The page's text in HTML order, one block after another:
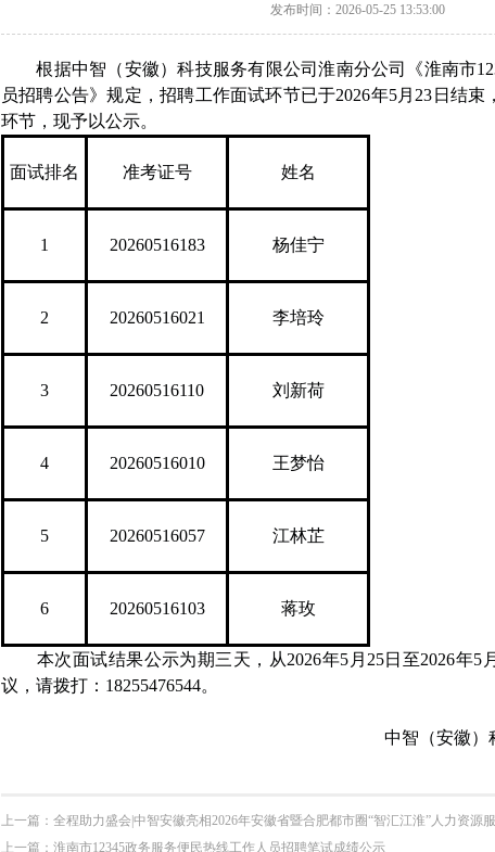
发布时间：2026-05-25 13:53:00
根据中智（安徽）科技服务有限公司淮南分公司《淮南市
员招聘公告》规定，招聘工作面试环节已于2026年5月23日结
环节，现予以公示。
面试排名 准考证号 姓名
1 20260516183 杨佳宁
2 20260516021 李培玲
3 20260516110 刘新荷
4 20260516010 王梦怡
5 20260516057 江林芷
6 20260516103 蒋玫
本次面试结果公示为期三天，从2026年5月25日至2026年5
议，请拨打：18255476544。
中智（安徽）科
上一篇： 全程助力盛会|中智安徽亮相2026年安徽省暨合肥都市圈“智汇江淮”人力资源
上一篇： 淮南市12345政务服务便民热线工作人员招聘笔试成绩公示